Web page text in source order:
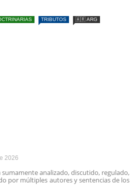
TRIBUTOS 🇦🇷 ARG
2026
analizado, discutido, regulado,
por múltiples autores y sentencias de los